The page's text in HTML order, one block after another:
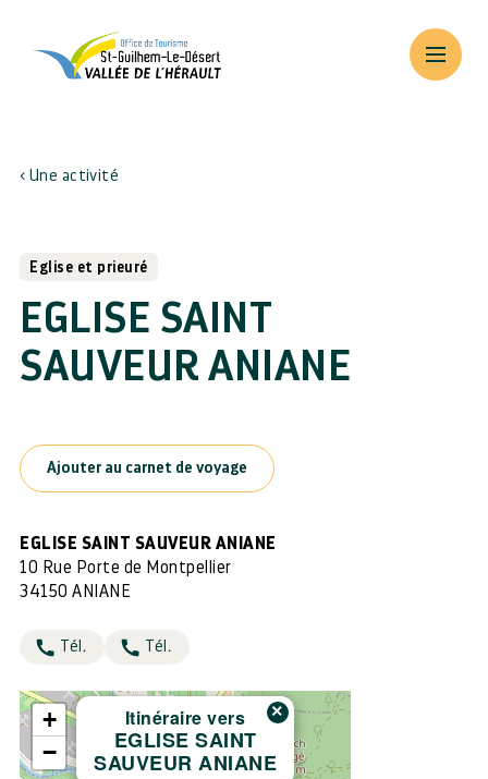
Une activité
Eglise et prieuré
EGLISE SAINT
SAUVEUR ANIANE
Ajouter au carnet de voyage
EGLISE SAINT SAUVEUR ANIANE
10 Rue Porte de Montpellier
34150 ANIANE
Tél. Tél.
Itinéraire vers
EGLISE SAINT
SAUVEUR ANIANE
×
+
−